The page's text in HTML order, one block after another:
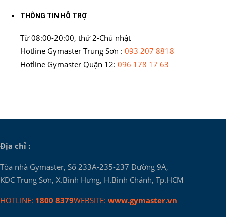
THÔNG TIN HỖ TRỢ
Từ 08:00-20:00, thứ 2-Chủ nhật
Hotline Gymaster Trung Sơn : 093 207 8818
Hotline Gymaster Quận 12: 096 178 17 63
Địa chỉ :
Tòa nhà Gymaster, Số 233A-235-237 Đường 9A,
KDC Trung Sơn, X.Bình Hưng, H.Bình Chánh, Tp.HCM
HOTLINE: 1800 8379WEBSITE: www.gymaster.vn